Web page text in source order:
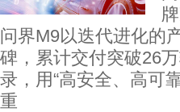
问界M9以迭代进化的
碑，累计交付突破26
录，用“高安全、高可
重